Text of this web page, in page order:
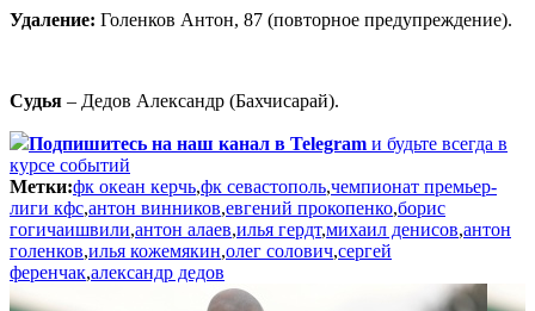
Удаление: Голенков Антон, 87 (повторное предупреждение).
Судья – Дедов Александр (Бахчисарай).
Подпишитесь на наш канал в Telegram и будьте всегда в
курсе событий
Метки:фк океан керчь,фк севастополь,чемпионат премьер-
лиги кфс,антон винников,евгений прокопенко,борис
гогичаишвили,антон алаев,илья гердт,михаил денисов,антон
голенков,илья кожемякин,олег солович,сергей
ференчак,александр дедов